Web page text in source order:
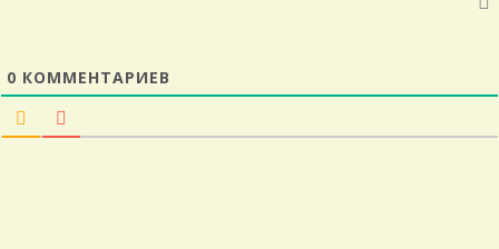
0 КОММЕНТАРИЕВ